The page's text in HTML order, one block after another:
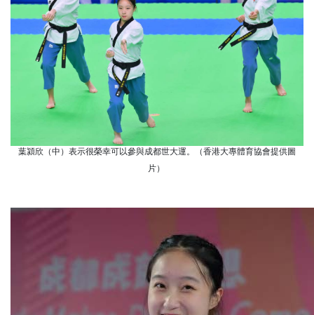
葉潁欣（中）表示很榮幸可以參與成都世大運。（香港大專體育協會提供圖
片）